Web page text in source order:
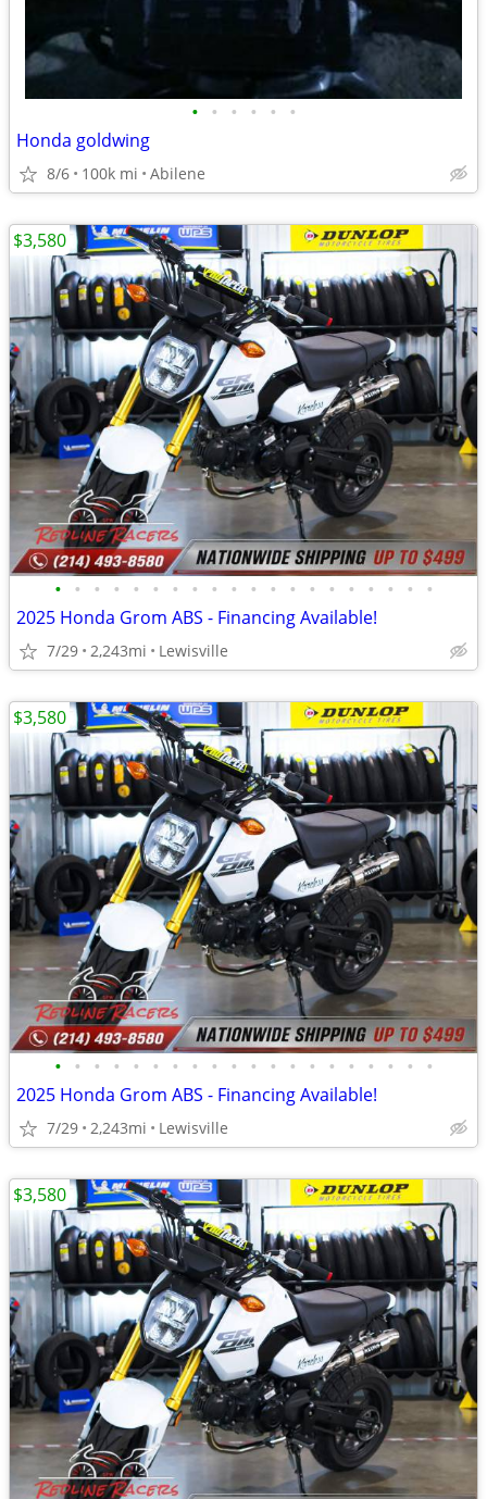
• • • • • •
Honda goldwing
8/6 100k mi Abilene
• • • • • • • • • • • • • • • • • • • •
2025 Honda Grom ABS - Financing Available!
7/29 2,243mi Lewisville
$3,580
• • • • • • • • • • • • • • • • • • • •
2025 Honda Grom ABS - Financing Available!
7/29 2,243mi Lewisville
$3,580
$3,580